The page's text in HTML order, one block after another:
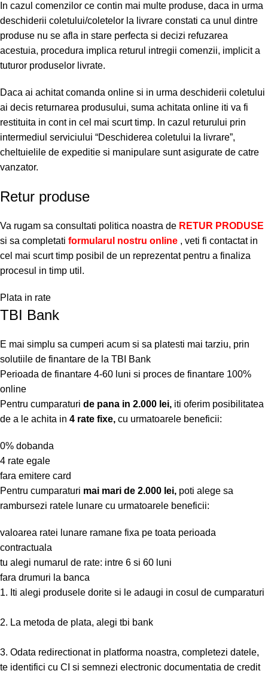
In cazul comenzilor ce contin mai multe produse, daca in urma
deschiderii coletului/coletelor la livrare constati ca unul dintre
produse nu se afla in stare perfecta si decizi refuzarea
acestuia, procedura implica returul intregii comenzii, implicit a
tuturor produselor livrate.
Daca ai achitat comanda online si in urma deschiderii coletului
ai decis returnarea produsului, suma achitata online iti va fi
restituita in cont in cel mai scurt timp. In cazul returului prin
intermediul serviciului “Deschiderea coletului la livrare”,
cheltuielile de expeditie si manipulare sunt asigurate de catre
vanzator.
Retur produse
Va rugam sa consultati politica noastra de RETUR PRODUSE
si sa completati formularul nostru online , veti fi contactat in
cel mai scurt timp posibil de un reprezentat pentru a finaliza
procesul in timp util.
Plata in rate
TBI Bank
E mai simplu sa cumperi acum si sa platesti mai tarziu, prin
solutiile de finantare de la TBI Bank
Perioada de finantare 4-60 luni si proces de finantare 100%
online
Pentru cumparaturi de pana in 2.000 lei, iti oferim posibilitatea
de a le achita in 4 rate fixe, cu urmatoarele beneficii:
0% dobanda
4 rate egale
fara emitere card
Pentru cumparaturi mai mari de 2.000 lei, poti alege sa
rambursezi ratele lunare cu urmatoarele beneficii:
valoarea ratei lunare ramane fixa pe toata perioada
contractuala
tu alegi numarul de rate: intre 6 si 60 luni
fara drumuri la banca
1. Iti alegi produsele dorite si le adaugi in cosul de cumparaturi
2. La metoda de plata, alegi tbi bank
3. Odata redirectionat in platforma noastra, completezi datele,
te identifici cu CI si semnezi electronic documentatia de credit